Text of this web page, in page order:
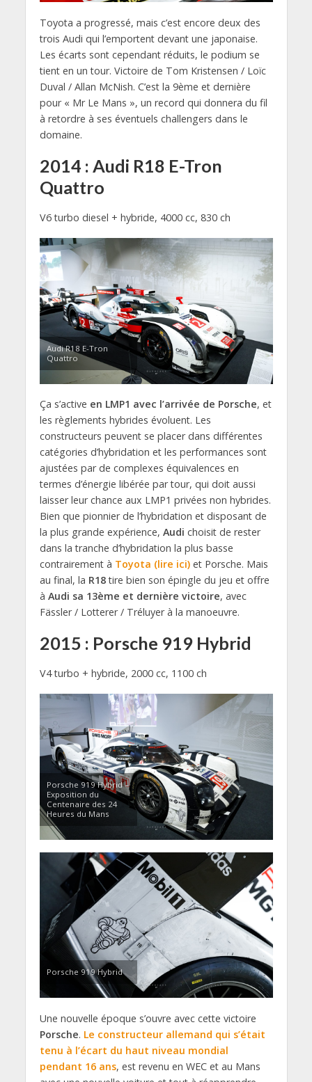
Toyota a progressé, mais c’est encore deux des
trois Audi qui l’emportent devant une japonaise.
Les écarts sont cependant réduits, le podium se
tient en un tour. Victoire de Tom Kristensen / Loïc
Duval / Allan McNish. C’est la 9ème et dernière
pour « Mr Le Mans », un record qui donnera du fil
à retordre à ses éventuels challengers dans le
domaine.
2014 : Audi R18 E-Tron
Quattro
V6 turbo diesel + hybride, 4000 cc, 830 ch
Audi R18 E-Tron
Quattro
Ça s’active en LMP1 avec l’arrivée de Porsche, et
les règlements hybrides évoluent. Les
constructeurs peuvent se placer dans différentes
catégories d’hybridation et les performances sont
ajustées par de complexes équivalences en
termes d’énergie libérée par tour, qui doit aussi
laisser leur chance aux LMP1 privées non hybrides.
Bien que pionnier de l’hybridation et disposant de
la plus grande expérience, Audi choisit de rester
dans la tranche d’hybridation la plus basse
contrairement à Toyota (lire ici)et Porsche. Mais
au final, la R18tire bien son épingle du jeu et offre
à Audi sa 13ème et dernière victoire, avec
Fässler / Lotterer / Tréluyer à la manoeuvre.
2015 : Porsche 919 Hybrid
V4 turbo + hybride, 2000 cc, 1100 ch
Porsche 919 Hybrid –
Exposition du
Centenaire des 24
Heures du Mans
Porsche 919 Hybrid
Une nouvelle époque s’ouvre avec cette victoire
Porsche. Le constructeur allemand qui s’était
tenu à l’écart du haut niveau mondial
pendant 16 ans, est revenu en WEC et au Mans